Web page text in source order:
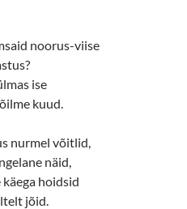
noorus-viise
ise
kuud.
nurmel võitlid,
näid,
hoidsid
jõid.